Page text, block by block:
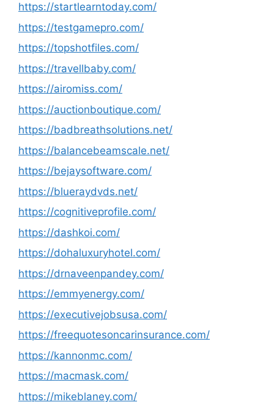
https://startlearntoday.com/
https://testgamepro.com/
https://topshotfiles.com/
https://travellbaby.com/
https://airomiss.com/
https://auctionboutique.com/
https://badbreathsolutions.net/
https://balancebeamscale.net/
https://bejaysoftware.com/
https://blueraydvds.net/
https://cognitiveprofile.com/
https://dashkoi.com/
https://dohaluxuryhotel.com/
https://drnaveenpandey.com/
https://emmyenergy.com/
https://executivejobsusa.com/
https://freequotesoncarinsurance.com/
https://kannonmc.com/
https://macmask.com/
https://mikeblaney.com/